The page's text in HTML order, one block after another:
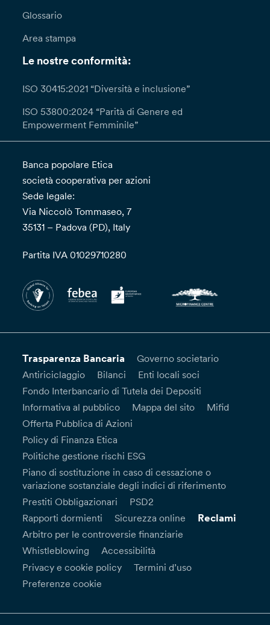
Glossario
Area stampa
Le nostre conformità:
ISO 30415:2021 “Diversità e inclusione”
ISO 53800:2024 “Parità di Genere ed
Empowerment Femminile”
Banca popolare Etica
società cooperativa per azioni
Sede legale:
Via Niccolò Tommaseo, 7
35131 – Padova (PD), Italy
Partita IVA 01029710280
Trasparenza Bancaria
Governo societario
Antiriciclaggio
Bilanci
Enti locali soci
Fondo Interbancario di Tutela dei Depositi
Informativa al pubblico
Mappa del sito
Mifid
Offerta Pubblica di Azioni
Policy di Finanza Etica
Politiche gestione rischi ESG
Piano di sostituzione in caso di cessazione o
variazione sostanziale degli indici di riferimento
Prestiti Obbligazionari
PSD2
Rapporti dormienti
Sicurezza online Reclami
Arbitro per le controversie finanziarie
Whistleblowing
Accessibilità
Privacy e cookie policy
Termini d’uso
Preferenze cookie